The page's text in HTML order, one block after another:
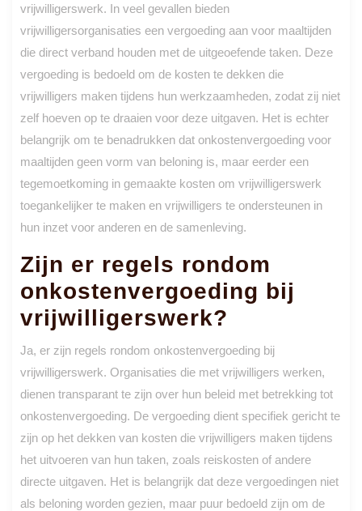
vrijwilligerswerk. In veel gevallen bieden
vrijwilligersorganisaties een vergoeding aan voor maaltijden
die direct verband houden met de uitgeoefende taken. Deze
vergoeding is bedoeld om de kosten te dekken die
vrijwilligers maken tijdens hun werkzaamheden, zodat zij niet
zelf hoeven op te draaien voor deze uitgaven. Het is echter
belangrijk om te benadrukken dat onkostenvergoeding voor
maaltijden geen vorm van beloning is, maar eerder een
tegemoetkoming in gemaakte kosten om vrijwilligerswerk
toegankelijker te maken en vrijwilligers te ondersteunen in
hun inzet voor anderen en de samenleving.
Zijn er regels rondom
onkostenvergoeding bij
vrijwilligerswerk?
Ja, er zijn regels rondom onkostenvergoeding bij
vrijwilligerswerk. Organisaties die met vrijwilligers werken,
dienen transparant te zijn over hun beleid met betrekking tot
onkostenvergoeding. De vergoeding dient specifiek gericht te
zijn op het dekken van kosten die vrijwilligers maken tijdens
het uitvoeren van hun taken, zoals reiskosten of andere
directe uitgaven. Het is belangrijk dat deze vergoedingen niet
als beloning worden gezien, maar puur bedoeld zijn om de